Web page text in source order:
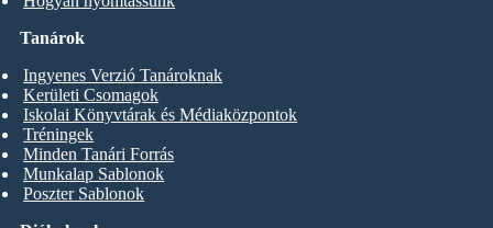
Tanárok
Ingyenes Verzió Tanároknak
Kerületi Csomagok
Iskolai Könyvtárak és Médiaközpontok
Tréningek
Minden Tanári Forrás
Munkalap Sablonok
Poszter Sablonok